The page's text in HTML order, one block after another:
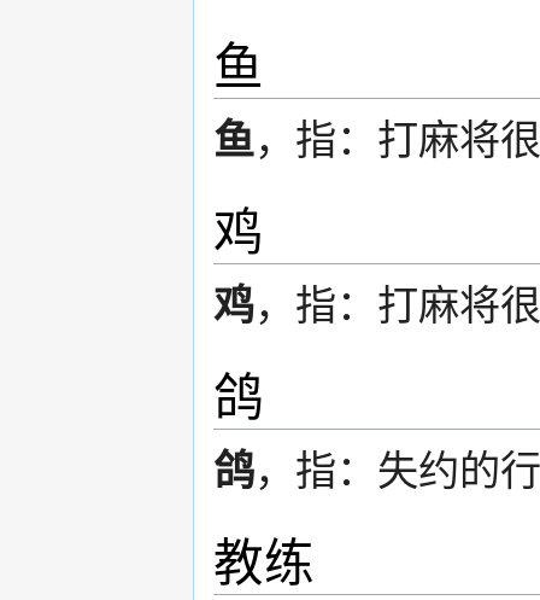
鱼
鱼，指：打麻将
鸡
鸡，指：打麻将
鸽
鸽，指：失约的
教练